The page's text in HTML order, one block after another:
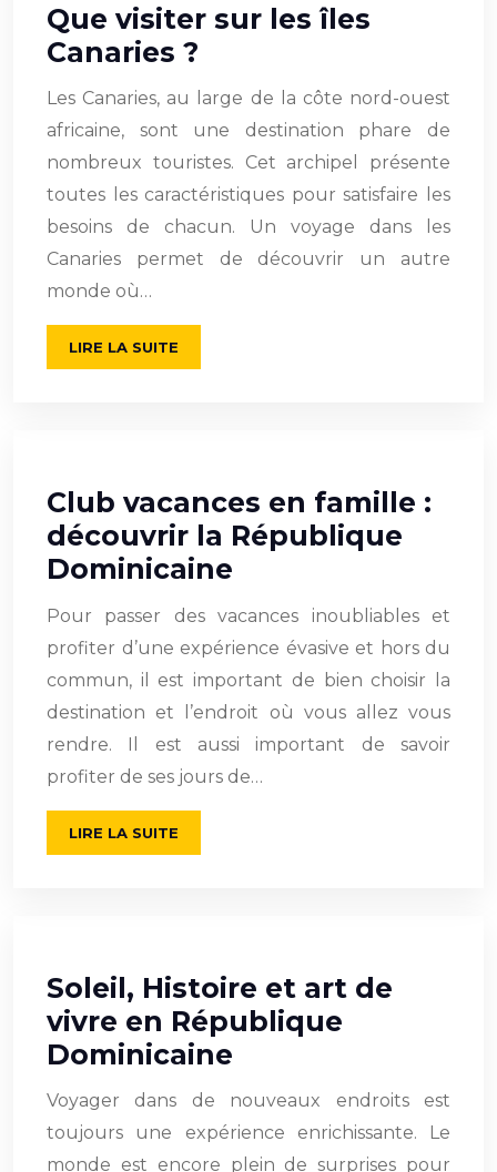
Que visiter sur les îles
Canaries ?
Les Canaries, au large de la côte nord-ouest
africaine, sont une destination phare de
nombreux touristes. Cet archipel présente
toutes les caractéristiques pour satisfaire les
besoins de chacun. Un voyage dans les
Canaries permet de découvrir un autre
monde où…
LIRE LA SUITE
Club vacances en famille :
découvrir la République
Dominicaine
Pour passer des vacances inoubliables et
profiter d’une expérience évasive et hors du
commun, il est important de bien choisir la
destination et l’endroit où vous allez vous
rendre. Il est aussi important de savoir
profiter de ses jours de…
LIRE LA SUITE
Soleil, Histoire et art de
vivre en République
Dominicaine
Voyager dans de nouveaux endroits est
toujours une expérience enrichissante. Le
monde est encore plein de surprises pour